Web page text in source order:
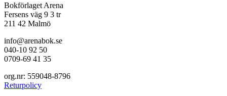
Bokförlaget Arena
Fersens väg 9 3 tr
211 42 Malmö
info@arenabok.se
040-10 92 50
0709-69 41 35
org.nr: 559048-8796
Returpolicy